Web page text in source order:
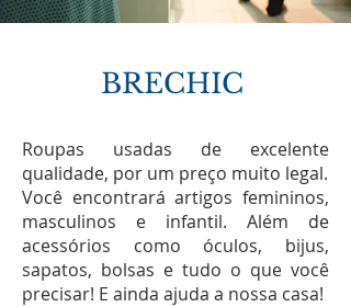
BRECHIC
Roupas usadas de excelente
qualidade, por um preço muito legal.
Você encontrará artigos femininos,
masculinos e infantil. Além de
acessórios como óculos, bijus,
sapatos, bolsas e tudo o que você
precisar! E ainda ajuda a nossa casa!